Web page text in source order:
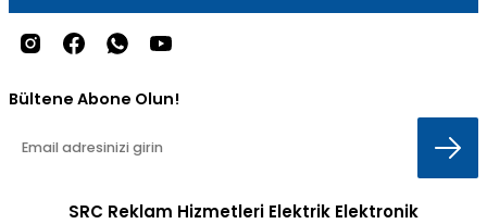
Bültene Abone Olun!
SRC Reklam Hizmetleri Elektrik Elektronik